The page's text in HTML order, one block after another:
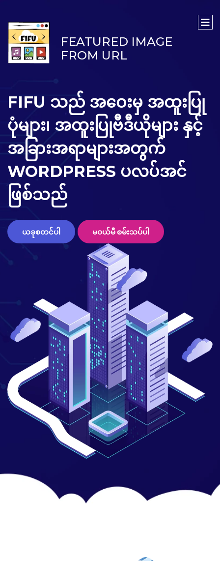
FEATURED IMAGE
FROM URL
FIFU သည် အဝေးမှ အထူးပြု
ပုံများ၊ အထူးပြုဗီဒီယိုများ နှင့်
အခြားအရာများအတွက်
WORDPRESS ပလပ်အင်
ဖြစ်သည်
ယခုစတင်ပါ မဝယ်မီ စမ်းသပ်ပါ